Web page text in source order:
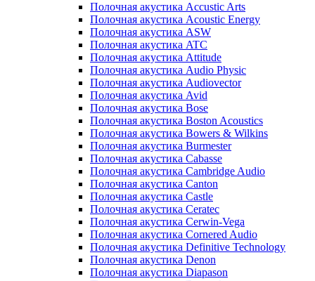
Полочная акустика Accustic Arts
Полочная акустика Acoustic Energy
Полочная акустика ASW
Полочная акустика ATC
Полочная акустика Attitude
Полочная акустика Audio Physic
Полочная акустика Audiovector
Полочная акустика Avid
Полочная акустика Bose
Полочная акустика Boston Acoustics
Полочная акустика Bowers & Wilkins
Полочная акустика Burmester
Полочная акустика Cabasse
Полочная акустика Cambridge Audio
Полочная акустика Canton
Полочная акустика Castle
Полочная акустика Ceratec
Полочная акустика Cerwin-Vega
Полочная акустика Cornered Audio
Полочная акустика Definitive Technology
Полочная акустика Denon
Полочная акустика Diapason